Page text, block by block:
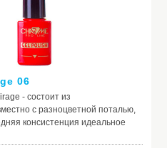
06
- состоит из
с разноцветной поталью,
консистенция идеальное